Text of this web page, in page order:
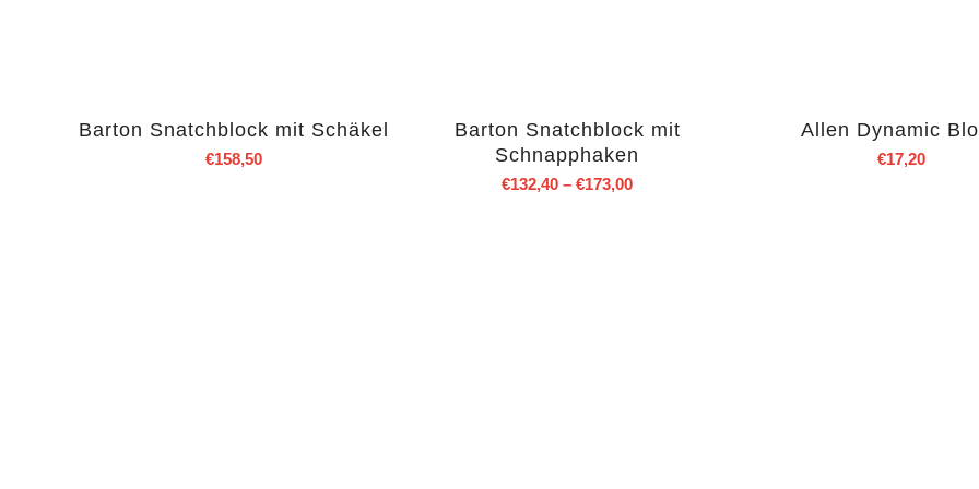
Barton Snatchblock mit Schäkel
€158,50
Barton Snatchblock mit
Schnapphaken
€132,40 –€173,00
Allen Dynamic
€17,20